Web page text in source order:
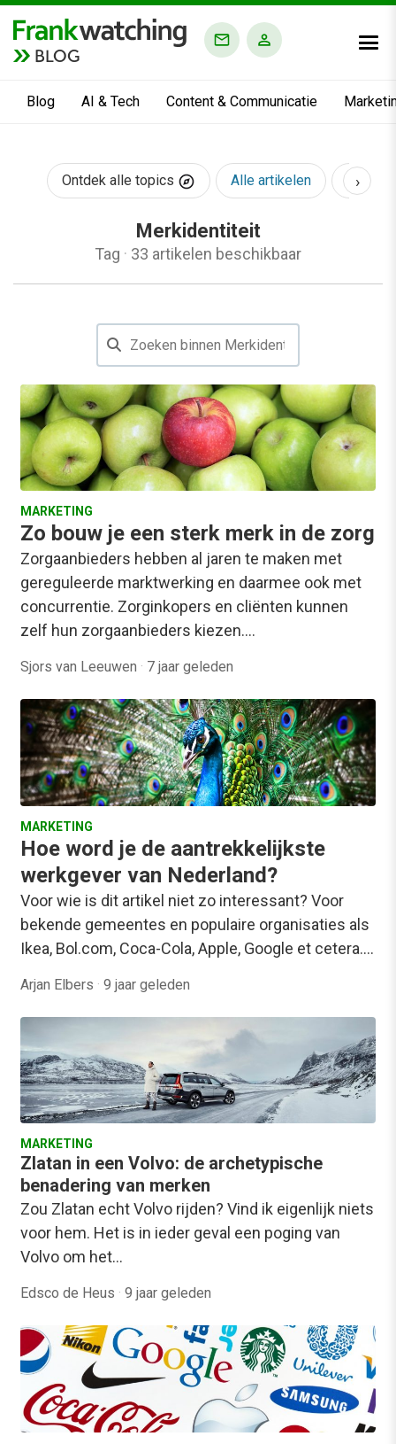
BLOG
Blog AI & Tech Content & Communicatie
Ontdek alle topics Alle artikelen AI &
›
Merkidentiteit
Tag · 33 artikelen beschikbaar
MARKETING
Zo bouw je een sterk merk in de zorg
Zorgaanbieders hebben al jaren te maken met
gereguleerde marktwerking en daarmee ook met
concurrentie. Zorginkopers en cliënten kunnen
zelf hun zorgaanbieders kiezen.…
Sjors van Leeuwen · 7 jaar geleden
MARKETING
Hoe word je de aantrekkelijkste
werkgever van Nederland?
Voor wie is dit artikel niet zo interessant? Voor
bekende gemeentes en populaire organisaties als
Ikea, Bol.com, Coca-Cola, Apple, Google et cetera.…
Arjan Elbers · 9 jaar geleden
MARKETING
Zlatan in een Volvo: de archetypische
benadering van merken
Zou Zlatan echt Volvo rijden? Vind ik eigenlijk niets
voor hem. Het is in ieder geval een poging van
Volvo om het…
Edsco de Heus · 9 jaar geleden